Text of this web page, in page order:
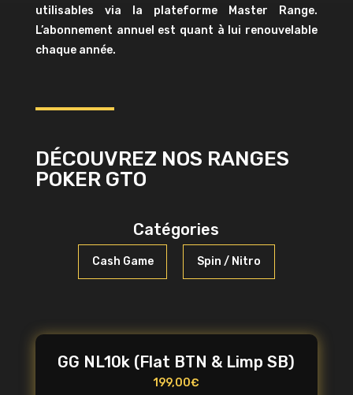
utilisables via la plateforme Master Range.
L’abonnement annuel est quant à lui renouvelable
chaque année.
DÉCOUVREZ NOS RANGES
POKER GTO
Catégories
Cash Game Spin / Nitro
GG NL10k (Flat BTN & Limp SB)
199,00€